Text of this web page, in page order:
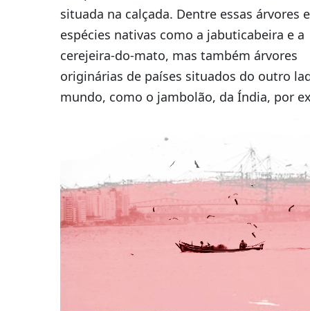
situada na calçada. Dentre essas árvores
espécies nativas como a jabuticabeira e a
cerejeira-do-mato, mas também árvores
originárias de países situados do outro
mundo, como o jambolão, da Índia, por